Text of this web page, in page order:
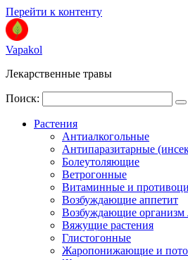
Перейти к контенту
Vapakol
Лекарственные травы
Поиск:
Растения
Антиалкогольные
Антипаразитарные
Болеутоляющие
Ветрогонные
Витаминные и
Возбуждающие аппетит
Возбуждающие организм
Вяжущие растения
Глистогонные
Жаропонижающие и